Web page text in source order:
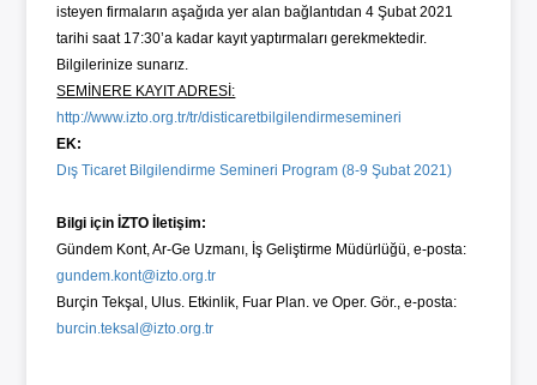
isteyen firmaların aşağıda yer alan bağlantıdan 4 Şubat 2021
tarihi saat 17:30’a kadar kayıt yaptırmaları gerekmektedir.
Bilgilerinize sunarız.
SEMİNERE KAYIT ADRESİ:
http://www.izto.org.tr/tr/disticaretbilgilendirmesemineri
EK:
Dış Ticaret Bilgilendirme Semineri Program (8-9 Şubat 2021)
Bilgi için İZTO İletişim:
Gündem Kont, Ar-Ge Uzmanı, İş Geliştirme Müdürlüğü, e-posta:
gundem.kont@izto.org.tr
Burçin Tekşal, Ulus. Etkinlik, Fuar Plan. ve Oper. Gör., e-posta:
burcin.teksal@izto.org.tr